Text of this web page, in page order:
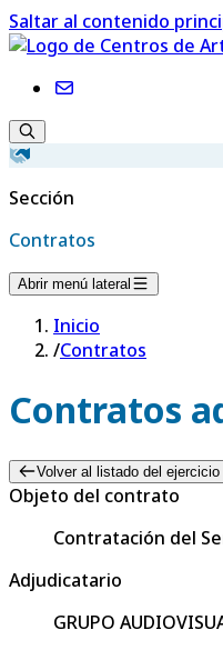
Saltar al contenido
Sección
Contratos
Abrir menú lateral
Inicio
/Contratos
Contratos
Volver al listado del ejercicio
Objeto del contrato
Contratación del
Adjudicatario
GRUPO